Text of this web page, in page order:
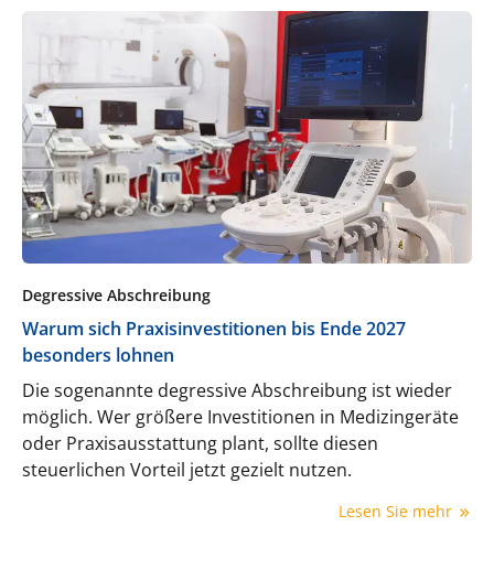
Degressive Abschreibung
Warum sich Praxisinvestitionen bis Ende 2027
besonders lohnen
Die sogenannte degressive Abschreibung ist wieder
möglich. Wer größere Investitionen in Medizingeräte
oder Praxisausstattung plant, sollte diesen
steuerlichen Vorteil jetzt gezielt nutzen.
Lesen Sie mehr